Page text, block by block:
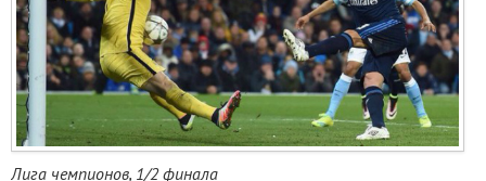
Лига чемпионов, 1/2 финала